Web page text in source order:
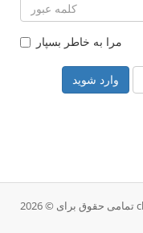
مرا به خاطر بسپار